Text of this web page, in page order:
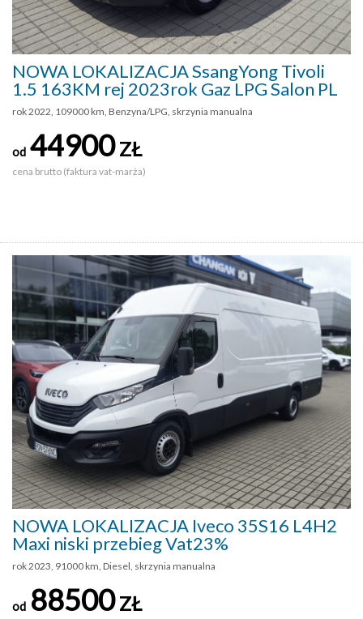
NOWA LOKALIZACJA SsangYong Tivoli
1.5 163KM rej 2023rok Gaz LPG Salon PL
rok 2022, 109000 km, Benzyna/LPG, skrzynia manualna
od 44900ZŁ
cena brutto (faktura vat-marża)
NOWA LOKALIZACJA Iveco 35S16 L4H2
Maxi niski przebieg Vat23%
rok 2023, 91000 km, Diesel, skrzynia manualna
od 88500ZŁ